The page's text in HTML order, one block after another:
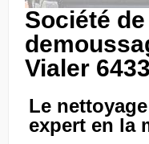
Société
Vialer
Le
expert en la